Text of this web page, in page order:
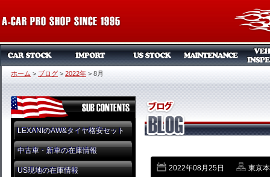
ホーム > ブログ > 2022年 > 8月
LEXANIのAW&タイヤ格安セット
中古車・新車の在庫情報
US現地の在庫情報 2022年08月25日 東京